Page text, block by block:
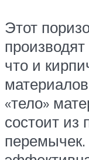
Этот
что и
«тело»
состоит из
перемычек.